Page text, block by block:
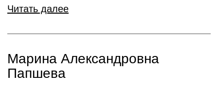
Читать далее
Марина Александровна
Папшева